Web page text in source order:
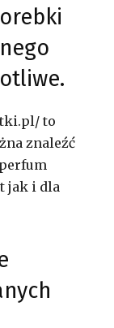
to
znaleźć
jak i dla